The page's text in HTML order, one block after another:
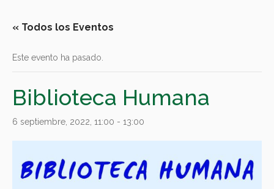
« Todos los Eventos
Este evento ha pasado.
Biblioteca Humana
6 septiembre, 2022, 11:00 - 13:00